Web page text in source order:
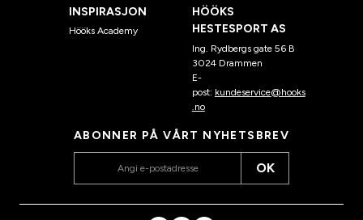
INSPIRASJON
Hööks Academy
HÖÖKS
HESTESPORT AS
Ing. Rydbergs gate 56 B
3024 Drammen
E-
post: kundeservice@hooks
.no
ABONNER PÅ VÅRT NYHETSBREV
OK